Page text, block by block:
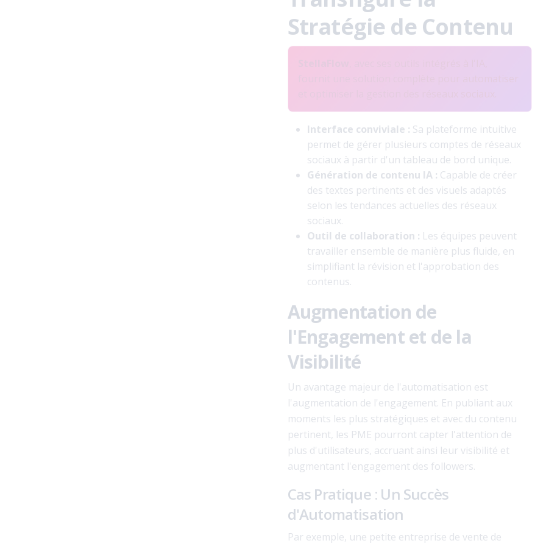
Stratégie de Contenu
Interface conviviale : Sa plateforme intuitive
permet de gérer plusieurs comptes de réseaux
sociaux à partir d'un tableau de bord unique.
Génération de contenu IA : Capable de créer
des textes pertinents et des visuels adaptés
selon les tendances actuelles des réseaux
sociaux.
Outil de collaboration : Les équipes peuvent
travailler ensemble de manière plus fluide, en
simplifiant la révision et l'approbation des
contenus.
Augmentation de
l'Engagement et de la
Visibilité
Un avantage majeur de l'automatisation est
l'augmentation de l'engagement. En publiant aux
moments les plus stratégiques et avec du contenu
pertinent, les PME pourront capter l'attention de
plus d'utilisateurs, accruant ainsi leur visibilité et
augmentant l'engagement des followers.
Cas Pratique : Un Succès
d'Automatisation
Par exemple, une petite entreprise de vente de